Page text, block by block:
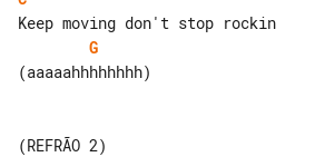
G
(aaaaahhhhhhhh)
(REFRÃO 2)